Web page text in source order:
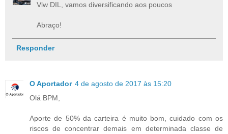
Vlw DIL, vamos diversificando aos poucos
Abraço!
Responder
O Aportador 4 de agosto de 2017 às 15:20
Olá BPM,
Aporte de 50% da carteira é muito bom, cuidado com os
riscos de concentrar demais em determinada classe de